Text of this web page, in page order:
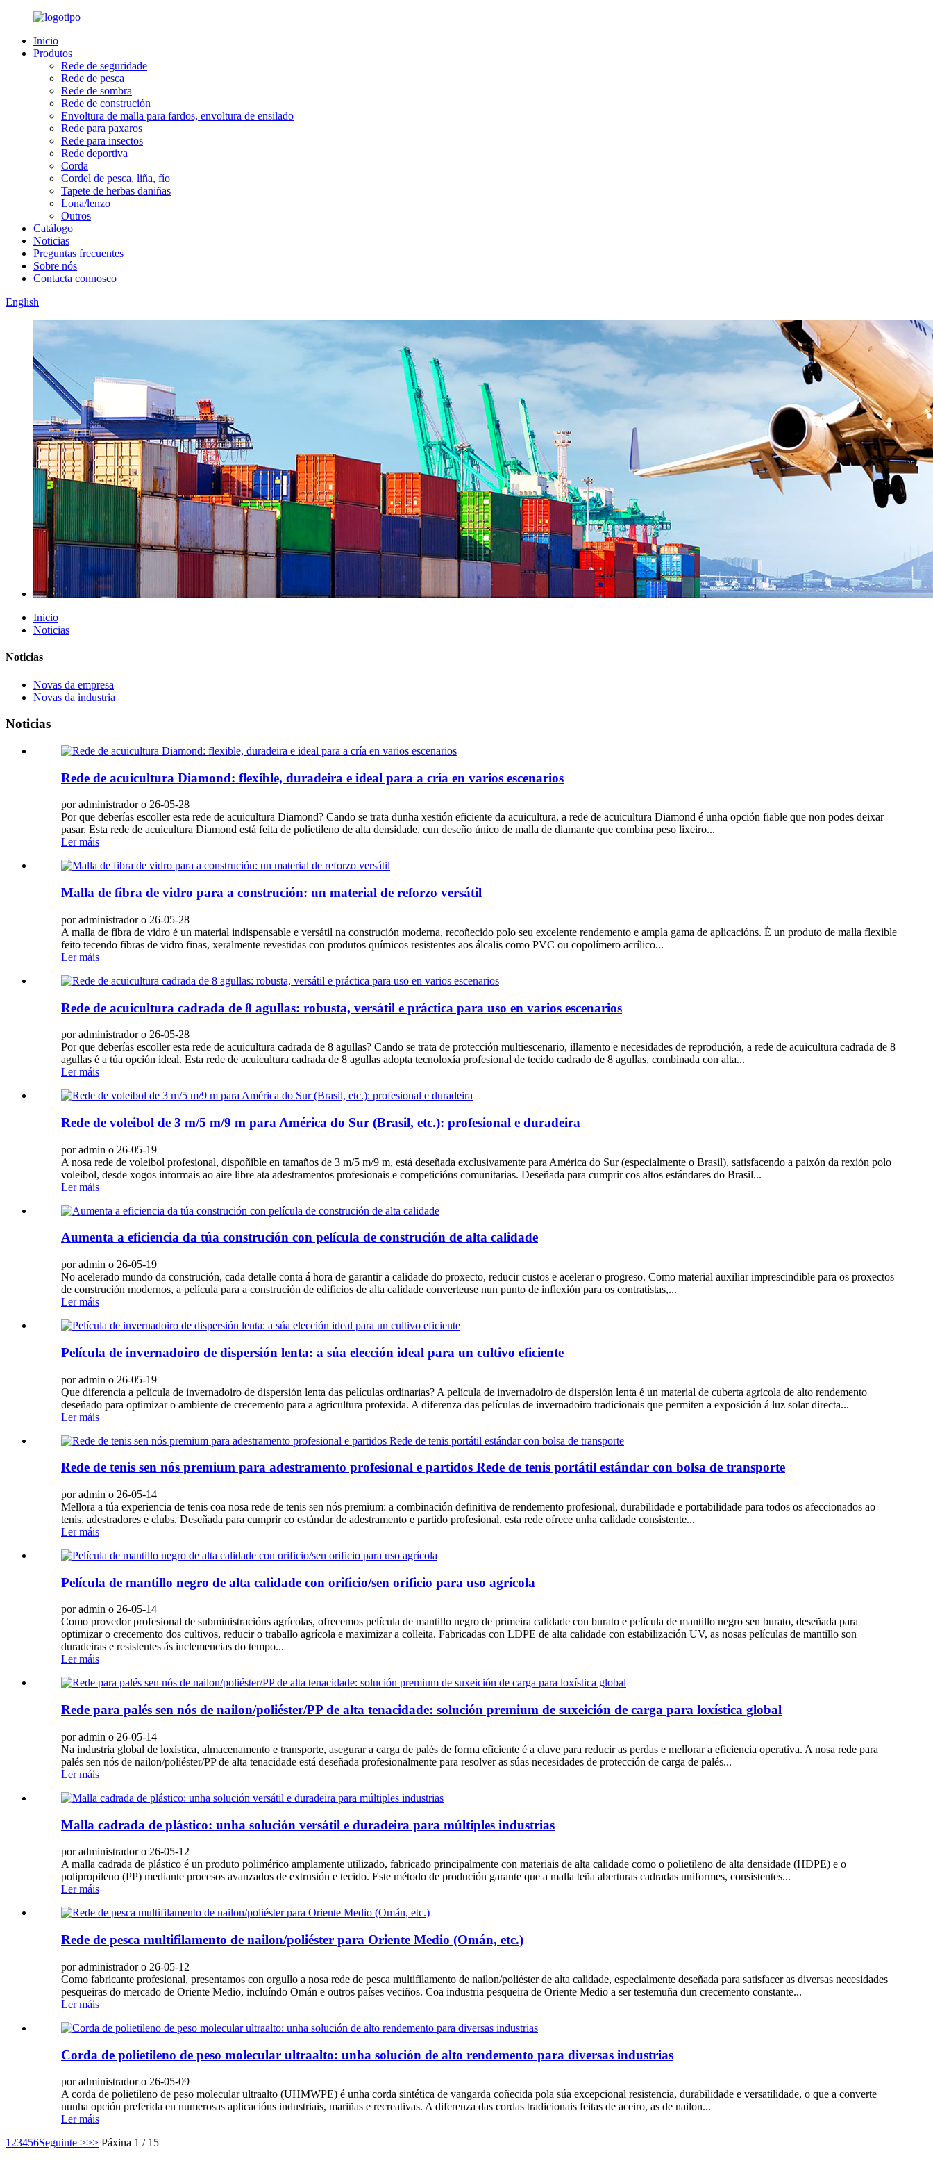
Inicio
Produtos
Rede de seguridade
Rede de pesca
Rede de sombra
Rede de construción
Envoltura de malla para fardos, envoltura de ensilado
Rede para paxaros
Rede para insectos
Rede deportiva
Corda
Cordel de pesca, liña, fío
Tapete de herbas daniñas
Lona/lenzo
Outros
Catálogo
Noticias
Preguntas frecuentes
Sobre nós
Contacta connosco
English
Inicio
Noticias
Noticias
Novas da empresa
Novas da industria
Noticias
Rede de acuicultura Diamond: flexible, duradeira e ideal para a cría en varios escenarios
por administrador o 26-05-28
Por que deberías escoller esta rede de acuicultura Diamond? Cando se trata dunha xestión eficiente da acuicultura, a rede de acuicultura Diamond é unha opción fiable que non podes deixar
pasar. Esta rede de acuicultura Diamond está feita de polietileno de alta densidade, cun deseño único de malla de diamante que combina peso lixeiro...
Ler máis
Malla de fibra de vidro para a construción: un material de reforzo versátil
por administrador o 26-05-28
A malla de fibra de vidro é un material indispensable e versátil na construción moderna, recoñecido polo seu excelente rendemento e ampla gama de aplicacións. É un produto de malla flexible
feito tecendo fibras de vidro finas, xeralmente revestidas con produtos químicos resistentes aos álcalis como PVC ou copolímero acrílico...
Ler máis
Rede de acuicultura cadrada de 8 agullas: robusta, versátil e práctica para uso en varios escenarios
por administrador o 26-05-28
Por que deberías escoller esta rede de acuicultura cadrada de 8 agullas? Cando se trata de protección multiescenario, illamento e necesidades de reprodución, a rede de acuicultura cadrada de 8
agullas é a túa opción ideal. Esta rede de acuicultura cadrada de 8 agullas adopta tecnoloxía profesional de tecido cadrado de 8 agullas, combinada con alta...
Ler máis
Rede de voleibol de 3 m/5 m/9 m para América do Sur (Brasil, etc.): profesional e duradeira
por admin o 26-05-19
A nosa rede de voleibol profesional, dispoñible en tamaños de 3 m/5 m/9 m, está deseñada exclusivamente para América do Sur (especialmente o Brasil), satisfacendo a paixón da rexión polo
voleibol, desde xogos informais ao aire libre ata adestramentos profesionais e competicións comunitarias. Deseñada para cumprir cos altos estándares do Brasil...
Ler máis
Aumenta a eficiencia da túa construción con película de construción de alta calidade
por admin o 26-05-19
No acelerado mundo da construción, cada detalle conta á hora de garantir a calidade do proxecto, reducir custos e acelerar o progreso. Como material auxiliar imprescindible para os proxectos
de construción modernos, a película para a construción de edificios de alta calidade converteuse nun punto de inflexión para os contratistas,...
Ler máis
Película de invernadoiro de dispersión lenta: a súa elección ideal para un cultivo eficiente
por admin o 26-05-19
Que diferencia a película de invernadoiro de dispersión lenta das películas ordinarias? A película de invernadoiro de dispersión lenta é un material de cuberta agrícola de alto rendemento
deseñado para optimizar o ambiente de crecemento para a agricultura protexida. A diferenza das películas de invernadoiro tradicionais que permiten a exposición á luz solar directa...
Ler máis
Rede de tenis sen nós premium para adestramento profesional e partidos Rede de tenis portátil estándar con bolsa de transporte
por admin o 26-05-14
Mellora a túa experiencia de tenis coa nosa rede de tenis sen nós premium: a combinación definitiva de rendemento profesional, durabilidade e portabilidade para todos os afeccionados ao
tenis, adestradores e clubs. Deseñada para cumprir co estándar de adestramento e partido profesional, esta rede ofrece unha calidade consistente...
Ler máis
Película de mantillo negro de alta calidade con orificio/sen orificio para uso agrícola
por admin o 26-05-14
Como provedor profesional de subministracións agrícolas, ofrecemos película de mantillo negro de primeira calidade con burato e película de mantillo negro sen burato, deseñada para
optimizar o crecemento dos cultivos, reducir o traballo agrícola e maximizar a colleita. Fabricadas con LDPE de alta calidade con estabilización UV, as nosas películas de mantillo son
duradeiras e resistentes ás inclemencias do tempo...
Ler máis
Rede para palés sen nós de nailon/poliéster/PP de alta tenacidade: solución premium de suxeición de carga para loxística global
por admin o 26-05-14
Na industria global de loxística, almacenamento e transporte, asegurar a carga de palés de forma eficiente é a clave para reducir as perdas e mellorar a eficiencia operativa. A nosa rede para
palés sen nós de nailon/poliéster/PP de alta tenacidade está deseñada profesionalmente para resolver as súas necesidades de protección de carga de palés...
Ler máis
Malla cadrada de plástico: unha solución versátil e duradeira para múltiples industrias
por administrador o 26-05-12
A malla cadrada de plástico é un produto polimérico amplamente utilizado, fabricado principalmente con materiais de alta calidade como o polietileno de alta densidade (HDPE) e o
polipropileno (PP) mediante procesos avanzados de extrusión e tecido. Este método de produción garante que a malla teña aberturas cadradas uniformes, consistentes...
Ler máis
Rede de pesca multifilamento de nailon/poliéster para Oriente Medio (Omán, etc.)
por administrador o 26-05-12
Como fabricante profesional, presentamos con orgullo a nosa rede de pesca multifilamento de nailon/poliéster de alta calidade, especialmente deseñada para satisfacer as diversas necesidades
pesqueiras do mercado de Oriente Medio, incluíndo Omán e outros países veciños. Coa industria pesqueira de Oriente Medio a ser testemuña dun crecemento constante...
Ler máis
Corda de polietileno de peso molecular ultraalto: unha solución de alto rendemento para diversas industrias
por administrador o 26-05-09
A corda de polietileno de peso molecular ultraalto (UHMWPE) é unha corda sintética de vangarda coñecida pola súa excepcional resistencia, durabilidade e versatilidade, o que a converte
nunha opción preferida en numerosas aplicacións industriais, mariñas e recreativas. A diferenza das cordas tradicionais feitas de aceiro, as de nailon...
Ler máis
1 23456Seguinte >>> Páxina 1 / 15